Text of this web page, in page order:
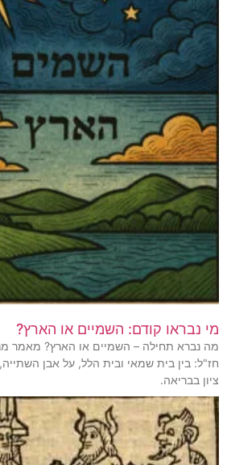
מי נבראו קודם: השמיים או הארץ?
מה נברא תחילה – השמיים או הארץ? מאמר
חז"ל: בין בית שמאי ובית הלל, על אבן
ציון בבריאה.